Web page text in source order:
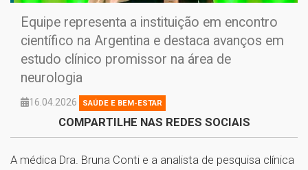
Equipe representa a instituição em encontro
científico na Argentina e destaca avanços em
estudo clínico promissor na área de
neurologia
16.04.2026 SAÚDE E BEM-ESTAR
COMPARTILHE NAS REDES SOCIAIS
A médica Dra. Bruna Conti e a analista de pesquisa clínica